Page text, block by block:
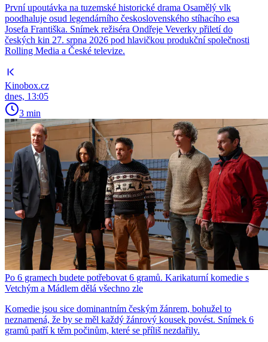
První upoutávka na tuzemské historické drama Osamělý vlk
poodhaluje osud legendárního československého stíhacího esa
Josefa Františka. Snímek režiséra Ondřeje Veverky přiletí do
českých kin 27. srpna 2026 pod hlavičkou produkční společnosti
Rolling Media a České televize.
Kinobox.cz
dnes, 13:05
3 min
Po 6 gramech budete potřebovat 6 gramů. Karikaturní komedie s
Vetchým a Mádlem dělá všechno zle
Komedie jsou sice dominantním českým žánrem, bohužel to
neznamená, že by se měl každý žánrový kousek povést. Snímek 6
gramů patří k těm počinům, které se příliš nezdařily.